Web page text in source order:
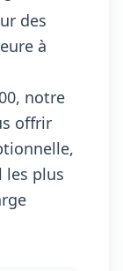
des
à
notre
offrir
les plus